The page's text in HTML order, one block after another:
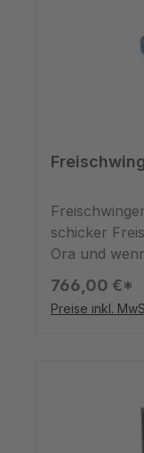
oder dem
nichts mehr
schicker
Ora und
würden,
würde an
Aber wenn
genutzt
766,00 €*
Preise inkl.